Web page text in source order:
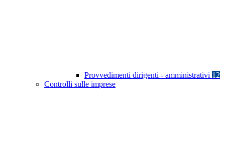
Provvedimenti dirigenti - amministrativi 12
Controlli sulle imprese